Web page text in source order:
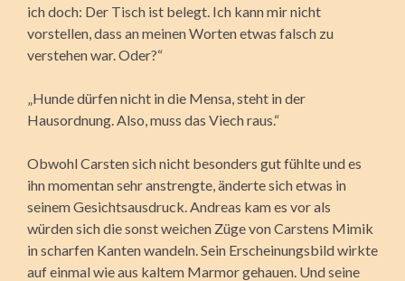
ich doch: Der Tisch ist belegt. Ich kann mir nicht
vorstellen, dass an meinen Worten etwas falsch zu
verstehen war. Oder?“
„Hunde dürfen nicht in die Mensa, steht in der
Hausordnung. Also, muss das Viech raus.“
Obwohl Carsten sich nicht besonders gut fühlte und es
ihn momentan sehr anstrengte, änderte sich etwas in
seinem Gesichtsausdruck. Andreas kam es vor als
würden sich die sonst weichen Züge von Carstens Mimik
in scharfen Kanten wandeln. Sein Erscheinungsbild wirkte
auf einmal wie aus kaltem Marmor gehauen. Und seine